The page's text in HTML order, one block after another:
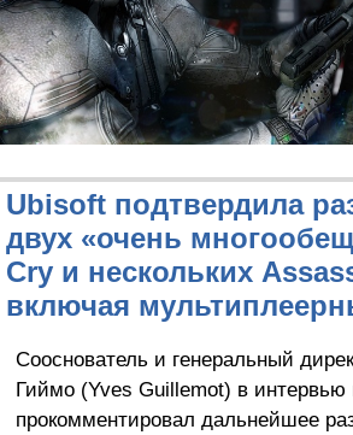
Ubisoft подтвердила
двух «очень
Cry и нескольких
включая
Сооснователь и генеральный
Гиймо (Yves Guillemot) в
прокомментировал дальнейшее